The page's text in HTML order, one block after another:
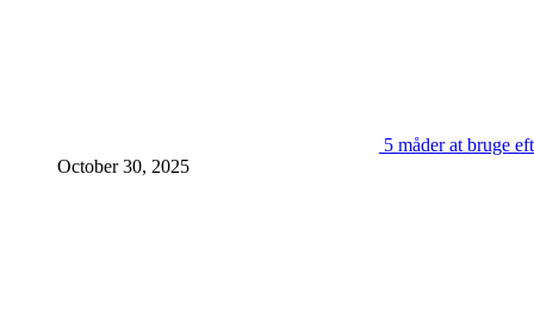
5 måder at bruge
October 30, 2025